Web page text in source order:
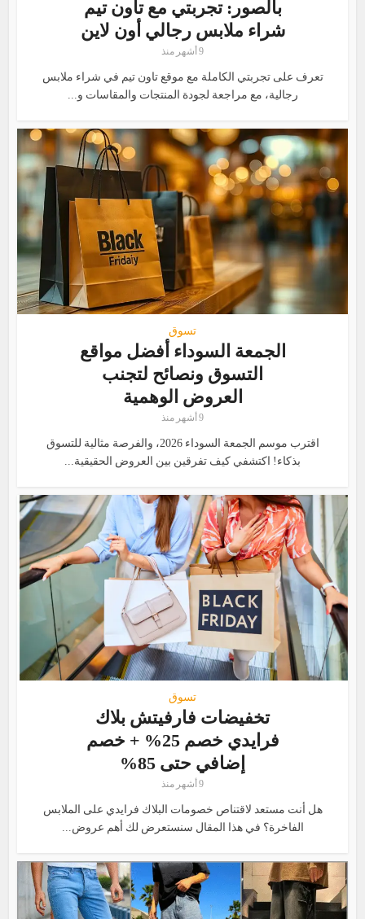
بالصور: تجربتي مع تاون تيم
شراء ملابس رجالي أون لاين
9 أشهر منذ
تعرف على تجربتي الكاملة مع موقع تاون تيم في شراء ملابس
رجالية، مع مراجعة لجودة المنتجات والمقاسات و...
تسوق
الجمعة السوداء أفضل مواقع
التسوق ونصائح لتجنب
العروض الوهمية
9 أشهر منذ
اقترب موسم الجمعة السوداء 2026، والفرصة مثالية للتسوق
بذكاء! اكتشفي كيف تفرقين بين العروض الحقيقية...
تسوق
تخفيضات فارفيتش بلاك
فرايدي خصم 25% + خصم
إضافي حتى 85%
9 أشهر منذ
هل أنت مستعد لاقتناص خصومات البلاك فرايدي على الملابس
الفاخرة؟ في هذا المقال سنستعرض لك أهم عروض...